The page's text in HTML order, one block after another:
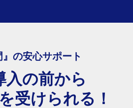
』の安心サポート
入の前から
受けられる！